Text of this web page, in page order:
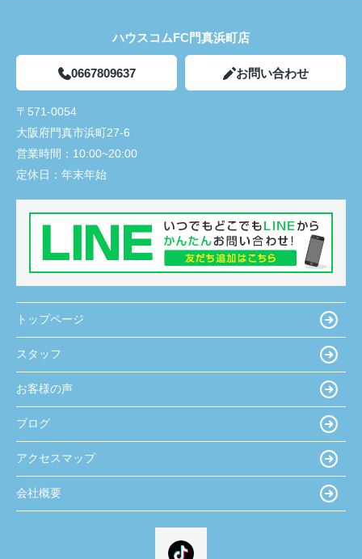
ハウスコムFC門真浜町店
0667809637 お問い合わせ
〒571-0054
大阪府門真市浜町27-6
営業時間： 10:00~20:00
定休日： 年末年始
トップページ
スタッフ
お客様の声
ブログ
アクセスマップ
会社概要